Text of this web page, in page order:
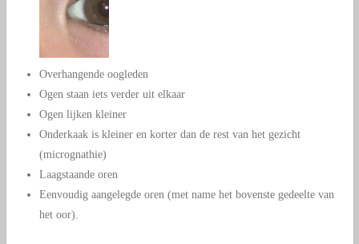
Overhangende oogleden
Ogen staan iets verder uit elkaar
Ogen lijken kleiner
Onderkaak is kleiner en korter dan de rest van het gezicht
(micrognathie)
Laagstaande oren
Eenvoudig aangelegde oren (met name het bovenste gedeelte van
het oor).